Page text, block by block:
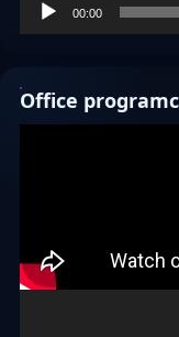
00:00
Office